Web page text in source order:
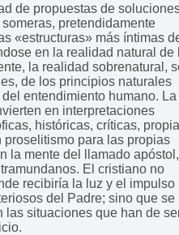
de propuestas de
pretendidamente
«estructuras» más íntimas
en la realidad natural de
la realidad sobrenatural,
de los principios naturales
entendimiento humano. La
en interpretaciones
históricas, críticas,
para las propias
la mente del llamado
El cristiano no
recibiría la luz y el impulso
del Padre; sino que se
las situaciones que han de